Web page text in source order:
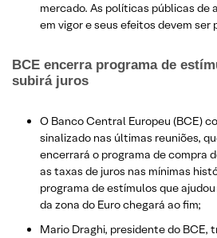
mercado. As políticas públicas de
em vigor e seus efeitos devem ser
BCE encerra programa de
subirá juros
O Banco Central Europeu (BCE)
sinalizado nas últimas reuniões,
encerrará o programa de compra
as taxas de juros nas mínimas
programa de estímulos que
da zona do Euro chegará ao fim;
Mario Draghi, presidente do BCE,